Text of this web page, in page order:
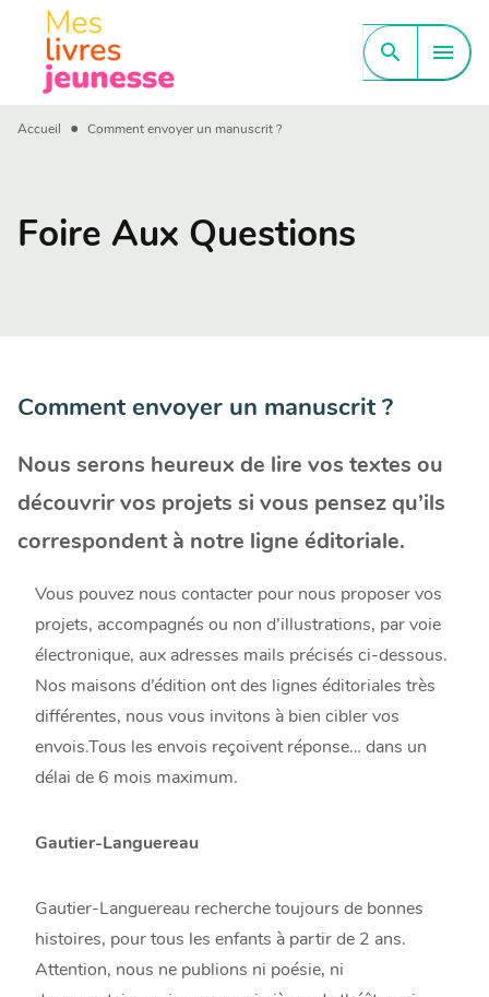
MENU CONTENU
PIED DE PAGE
search menu
Accueil • Comment envoyer un manuscrit ?
Foire Aux Questions
Comment envoyer un manuscrit ?
Nous serons heureux de lire vos textes ou
découvrir vos projets si vous pensez qu’ils
correspondent à notre ligne éditoriale.
Vous pouvez nous contacter pour nous proposer vos
projets, accompagnés ou non d’illustrations, par voie
électronique, aux adresses mails précisés ci-dessous.
Nos maisons d’édition ont des lignes éditoriales très
différentes, nous vous invitons à bien cibler vos
envois.Tous les envois reçoivent réponse… dans un
délai de 6 mois maximum.
Gautier-Languereau
Gautier-Languereau recherche toujours de bonnes
histoires, pour tous les enfants à partir de 2 ans.
Attention, nous ne publions ni poésie, ni